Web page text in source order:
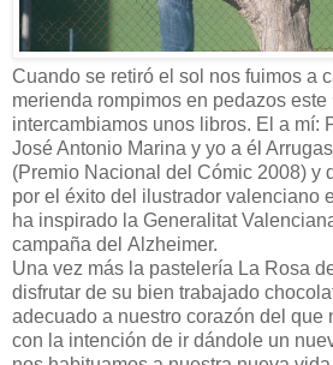
Cuando se retiró el sol nos fuimos a
merienda rompimos en pedazos este
intercambiamos unos libros. El a mí:
José Antonio Marina y yo a él
(Premio Nacional del Cómic 2008) y
por el éxito del ilustrador valenciano
ha inspirado la Generalitat
campaña del Alzheimer.
Una vez más la pastelería La Rosa
disfrutar de su bien trabajado
adecuado a nuestro corazón del que
con la intención de ir dándole un